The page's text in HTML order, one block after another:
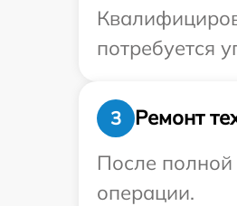
потребуется
3
Ремонт
После полной
операции.